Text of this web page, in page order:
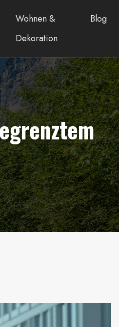
Wohnen &
Dekoration
Blog